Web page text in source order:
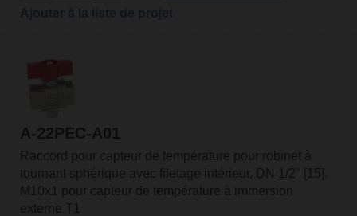
A-22PEC-A01
Raccord pour capteur de température pour robinet à
tournant sphérique avec filetage intérieur, DN 1/2" [15],
M10x1 pour capteur de température à immersion
externe T1